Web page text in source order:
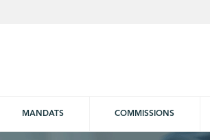
MANDATS COMMISSIONS